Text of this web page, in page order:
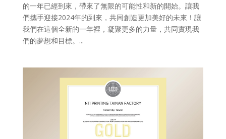
的一年已經到來，帶來了無限的可能性和新的開始。讓我
們攜手迎接2024年的到來，共同創造更加美好的未來！讓
我們在這個全新的一年裡，凝聚更多的力量，共同實現我
們的夢想和目標。...